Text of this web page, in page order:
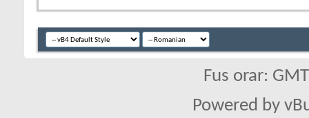
Fus orar:
Powered by